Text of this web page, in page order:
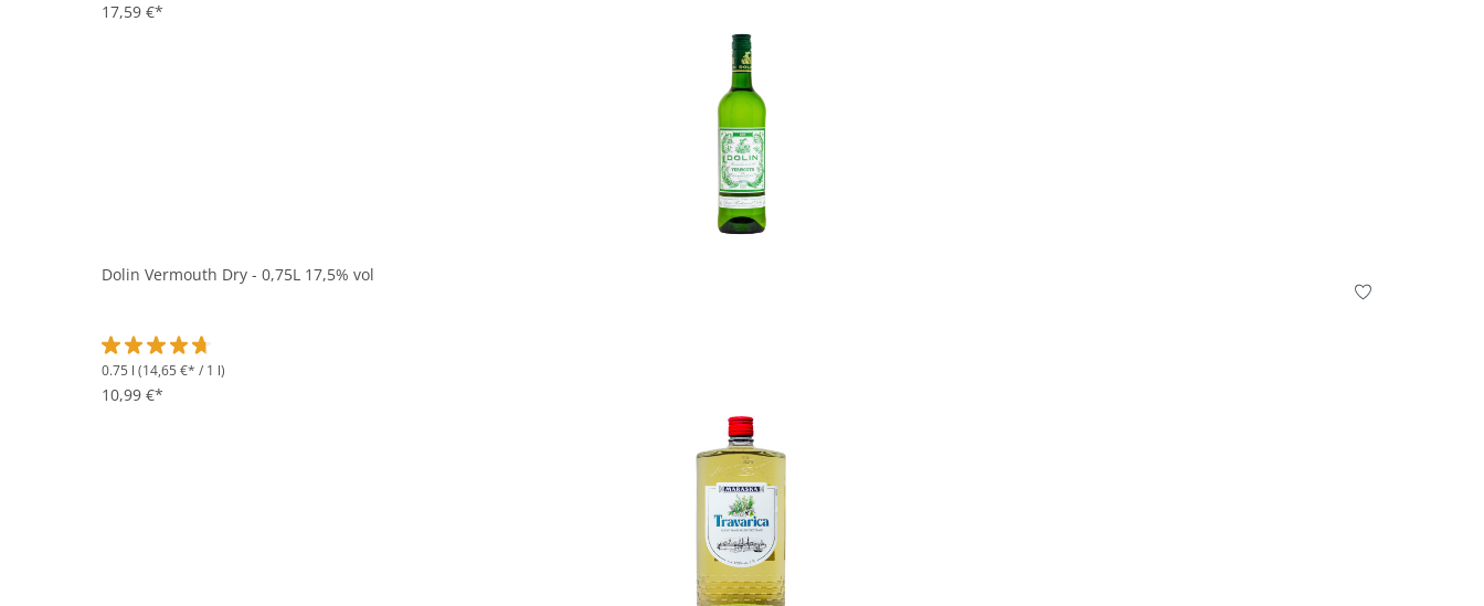
Durchschnittliche Bewertung von 4.9 von 5 Sternen
17,59 €*
Dolin Vermouth Dry - 0,75L 17,5% vol
Durchschnittliche Bewertung von 4.6 von 5 Sternen
0.75 l (14,65 €* / 1 l)
10,99 €*
In den Korb
In den Korb